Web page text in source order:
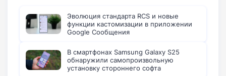
Эволюция стандарта RCS и новые
функции кастомизации в приложении
Google Сообщения
В смартфонах Samsung Galaxy S25
обнаружили самопроизвольную
установку стороннего софта